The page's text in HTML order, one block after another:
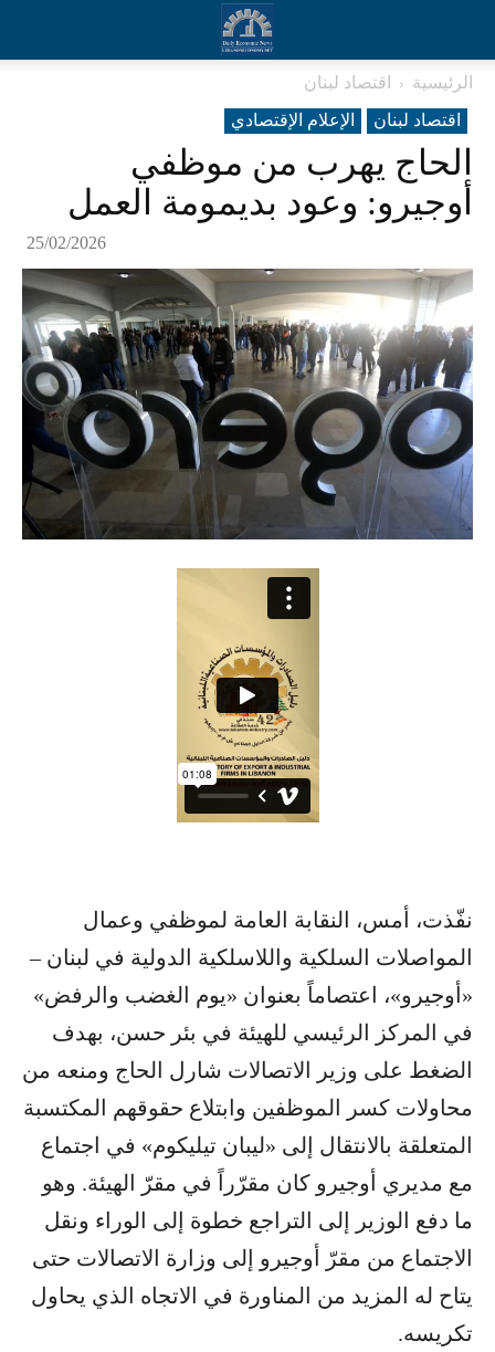
الرئيسية
اقتصاد لبنان
اقتصاد لبنان
الإعلام الإقتصادي
الحاج يهرب من موظفي
أوجيرو: وعود بديمومة العمل
25/02/2026
نفّذت، أمس، النقابة العامة لموظفي وعمال
المواصلات السلكية واللاسلكية الدولية في لبنان –
«أوجيرو»، اعتصاماً بعنوان «يوم الغضب والرفض»
في المركز الرئيسي للهيئة في بئر حسن، بهدف
الضغط على وزير الاتصالات شارل الحاج ومنعه من
محاولات كسر الموظفين وابتلاع حقوقهم المكتسبة
المتعلقة بالانتقال إلى «ليبان تيليكوم» في اجتماع
مع مديري أوجيرو كان مقرّراً في مقرّ الهيئة. وهو
ما دفع الوزير إلى التراجع خطوة إلى الوراء ونقل
الاجتماع من مقرّ أوجيرو إلى وزارة الاتصالات حتى
يتاح له المزيد من المناورة في الاتجاه الذي يحاول
تكريسه.